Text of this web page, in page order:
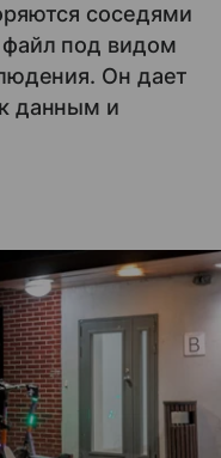
соседями
под видом
Он дает
данным и